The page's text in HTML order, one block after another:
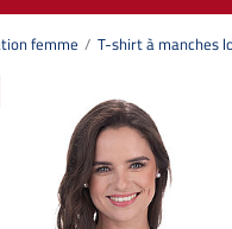
femme T-shirt à manches